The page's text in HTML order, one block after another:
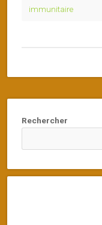
immunitaire
Rechercher